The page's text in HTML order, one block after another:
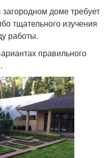
доме требует
тщательного изучения
работы.
правильного